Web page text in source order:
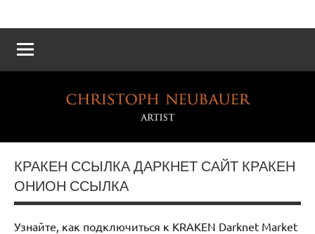
Atelier
Neubauer
–
Eine
Rekonstruktion
КРАКЕН ССЫЛКА ДАРКНЕТ САЙТ КРАКЕН
ОНИОН ССЫЛКА
Узнайте, как подключиться к KRAKEN Darknet Market